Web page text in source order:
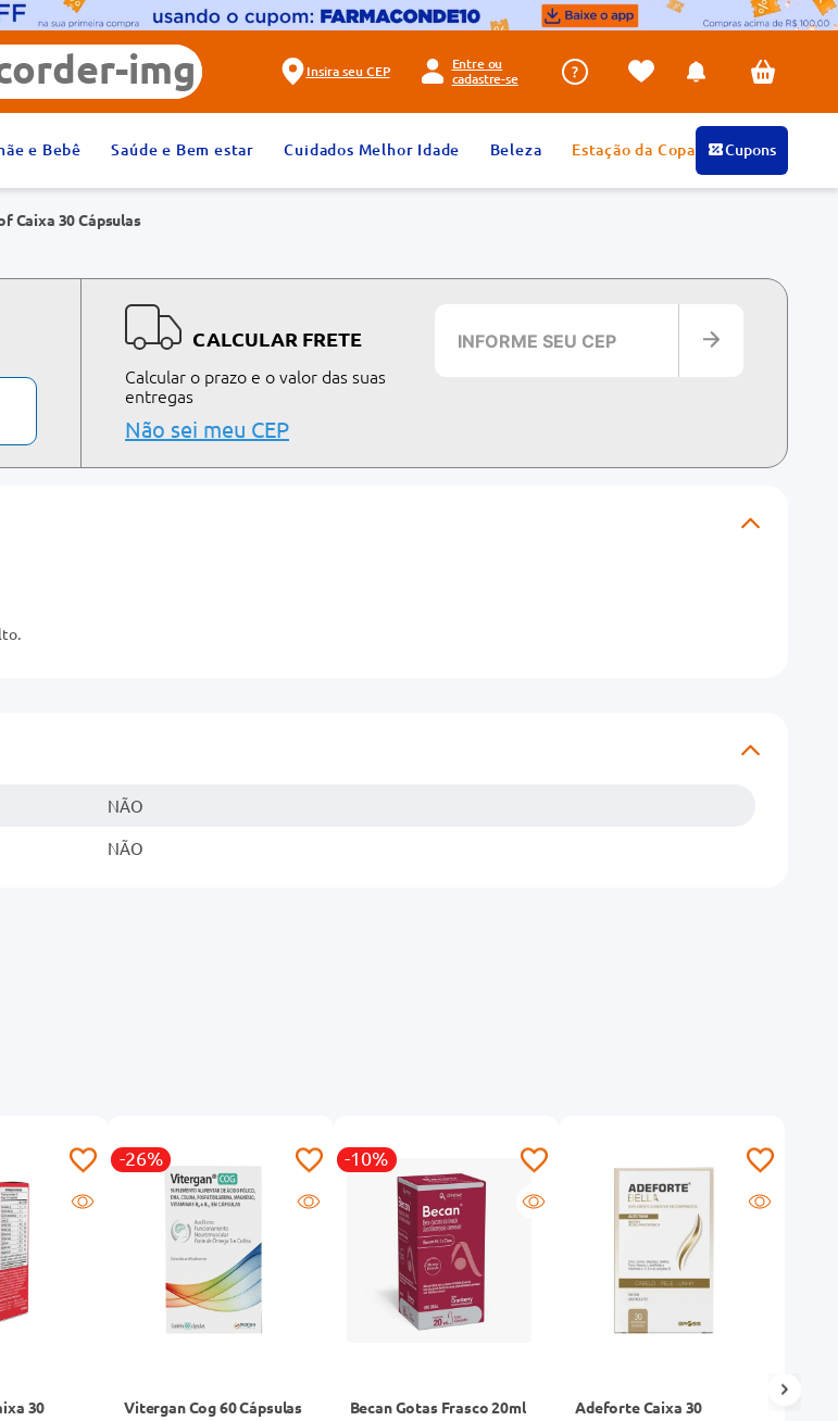
Insira seu CEP
Entre ou
cadastre-se
e Bebê Saúde e Bem estar Cuidados Melhor Idade Beleza Estação da Copa Cupons
Caixa 30 Cápsulas
CALCULAR FRETE
Calcular o prazo e o valor das suas
entregas
Não sei meu CEP
NÃO
NÃO
30
-26%
Vitergan Cog 60 Cápsulas
-10%
Becan Gotas Frasco 20ml
Adeforte Caixa 30